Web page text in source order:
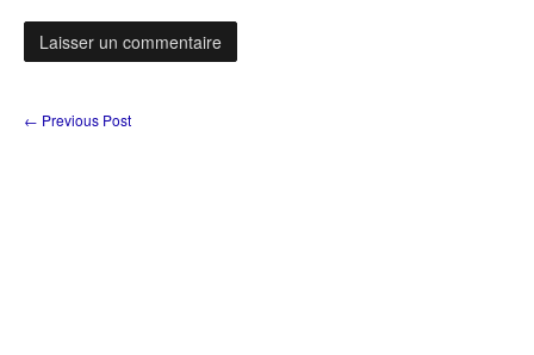
← Previous Post